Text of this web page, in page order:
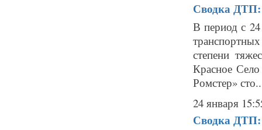
Сводка ДТП:
В период с
степени
Красное
Ромстер»
24 января
Сводка ДТП: